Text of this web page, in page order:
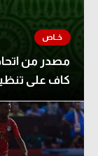
مصدر من
كاف على تنظيم